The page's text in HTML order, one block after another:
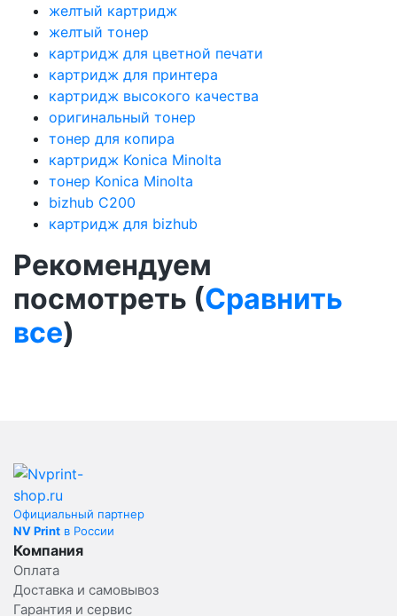
желтый картридж
желтый тонер
картридж для цветной печати
картридж для принтера
картридж высокого качества
оригинальный тонер
тонер для копира
картридж Konica Minolta
тонер Konica Minolta
bizhub C200
картридж для bizhub
Рекомендуем
посмотреть (Сравнить
все)
Официальный партнер
NV Print в России
Компания
Оплата
Доставка и самовывоз
Гарантия и сервис